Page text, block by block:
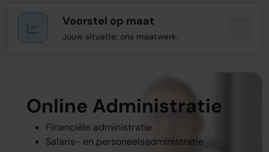
Voorstel op maat
Jouw situatie, ons maatwerk.
Online Administratie
Financiële administratie
Salaris- en personeelsadministratie
Belastingadvies
Belastingaangifte BTW, VPB, IB, etc.
Fiscaal advies & planning
Voorstel op maat
Werkzaamheden op maat
Advies- en stappenplan